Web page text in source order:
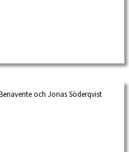
och Jonas Söderqvist